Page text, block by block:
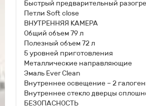
Быстрый предварительный
Петли Soft close
ВНУТРЕННЯЯ КАМЕРА
Общий объем 79 л
Полезный объем 72 л
5 уровней приготовления
Металлические направляющие
Эмаль Ever Clean
Внутреннее освещение – 2
Внутреннее стекло дверцы
БЕЗОПАСНОСТЬ